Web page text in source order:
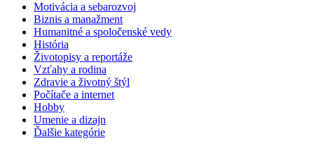
Motivácia a sebarozvoj
Biznis a manažment
Humanitné a spoločenské vedy
História
Životopisy a reportáže
Vzťahy a rodina
Zdravie a životný štýl
Počítače a internet
Hobby
Umenie a dizajn
Ďalšie kategórie